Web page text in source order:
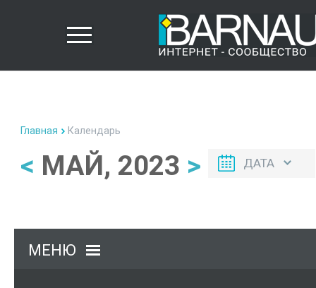
Главная Календарь
< МАЙ, 2023 > ДАТА
МЕНЮ